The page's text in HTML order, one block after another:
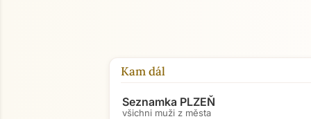
Kam dál
Seznamka PLZEŇ
všichni muži z města